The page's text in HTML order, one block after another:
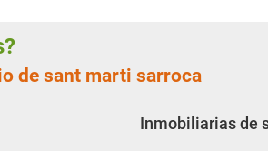
de sant marti sarroca
Inmobiliarias de